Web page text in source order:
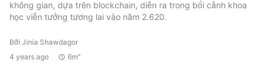
không gian, dựa trên blockchain, diễn ra trong bối cảnh khoa
học viễn tưởng tương lai vào năm 2.620.
Bởi Jinia Shawdagor
4 years ago
6m"